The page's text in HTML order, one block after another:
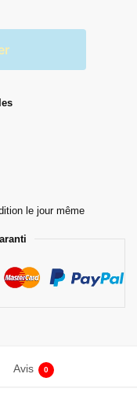
le jour même
Avis 0